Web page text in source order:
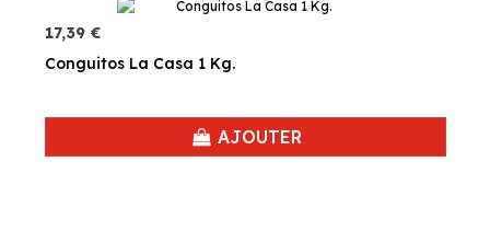
17,39 €
Conguitos La Casa 1 Kg.
AJOUTER